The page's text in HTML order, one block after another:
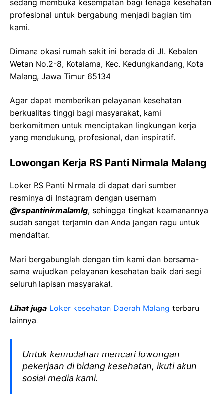
sedang membuka kesempatan bagi tenaga kesehatan
profesional untuk bergabung menjadi bagian tim
kami.
Dimana okasi rumah sakit ini berada di Jl. Kebalen
Wetan No.2-8, Kotalama, Kec. Kedungkandang, Kota
Malang, Jawa Timur 65134
Agar dapat memberikan pelayanan kesehatan
berkualitas tinggi bagi masyarakat, kami
berkomitmen untuk menciptakan lingkungan kerja
yang mendukung, profesional, dan inspiratif.
Lowongan Kerja RS Panti Nirmala Malang
Loker RS Panti Nirmala di dapat dari sumber
resminya di Instagram dengan usernam
@rspantinirmalamlg, sehingga tingkat keamanannya
sudah sangat terjamin dan Anda jangan ragu untuk
mendaftar.
Mari bergabunglah dengan tim kami dan bersama-
sama wujudkan pelayanan kesehatan baik dari segi
seluruh lapisan masyarakat.
Lihat juga Loker kesehatan Daerah Malang terbaru
lainnya.
Untuk kemudahan mencari lowongan
pekerjaan di bidang kesehatan, ikuti akun
sosial media kami.